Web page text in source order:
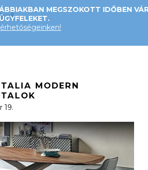
MEGSZOKOTT IDŐBEN
MODERN
19.